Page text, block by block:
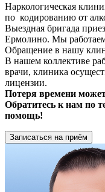
Наркологическая
по кодированию от
Выездная бригада
Ермолино. Мы
Обращение в нашу
В нашем коллективе
врачи, клиника
лицензии.
Потеря времени
Обратитесь к нам по
помощь!
Записаться на приём